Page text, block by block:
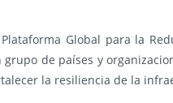
Global para la
de países y
la resiliencia de la